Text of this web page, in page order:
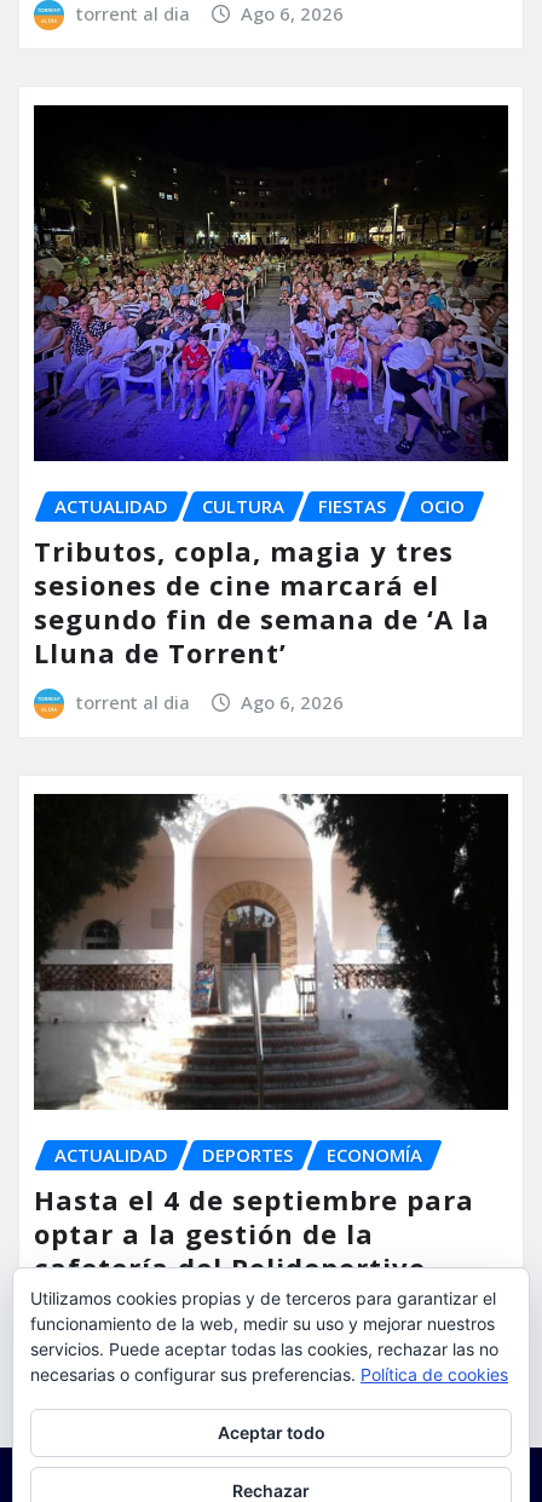
torrent al dia Ago 6, 2026
ACTUALIDAD CULTURA FIESTAS OCIO
Tributos, copla, magia y tres
sesiones de cine marcará el
segundo fin de semana de ‘A la
Lluna de Torrent’
torrent al dia Ago 6, 2026
ACTUALIDAD DEPORTES ECONOMÍA
Hasta el 4 de septiembre para
optar a la gestión de la
cafetería del Polideportivo
Anabel Medina de Torrent
torrent al dia Ago 6, 2026
Utilizamos cookies propias y de terceros para garantizar el
funcionamiento de la web, medir su uso y mejorar nuestros
servicios. Puede aceptar todas las cookies, rechazar las no
necesarias o configurar sus preferencias. Política de cookies
Aceptar todo
Rechazar
Para obtener más información, incluido cómo gestionar las cookies,